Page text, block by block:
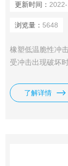
更新时间：
浏览量： 5648
橡塑低温脆性冲
受冲击出现破坏
温度和低温性能
的控制等方面,均
了解详情